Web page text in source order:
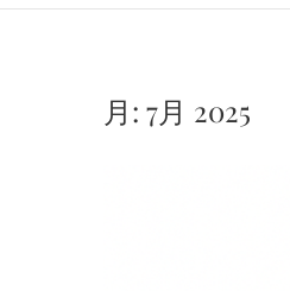
月: 7月 2025